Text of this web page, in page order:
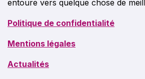
entoure vers quelque chose de
Politique de confidentialité
Mentions légales
Actualités